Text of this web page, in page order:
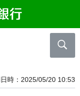
時 2025/05/20 10:53